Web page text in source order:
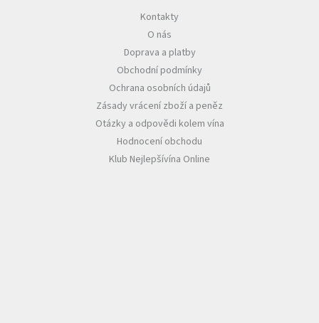
Kontakty
O nás
Doprava a platby
Obchodní podmínky
Ochrana osobních údajů
Zásady vrácení zboží a peněz
Otázky a odpovědi kolem vína
Hodnocení obchodu
Klub Nejlepšívína Online